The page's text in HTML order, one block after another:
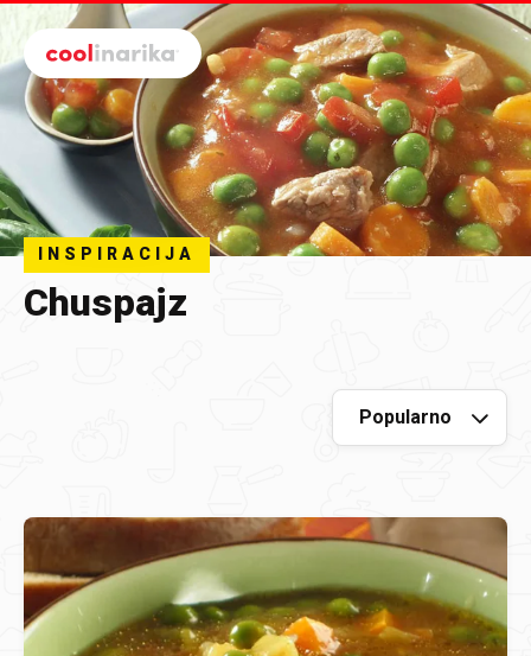
Preskoči na glavni sadržaj
INSPIRACIJA
Chuspajz